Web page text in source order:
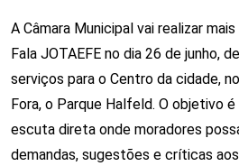
A Câmara Municipal vai realizar
Fala JOTAEFE no dia 26 de junho,
serviços para o Centro da cidade,
Fora, o Parque Halfeld. O objetivo
escuta direta onde moradores
demandas, sugestões e críticas